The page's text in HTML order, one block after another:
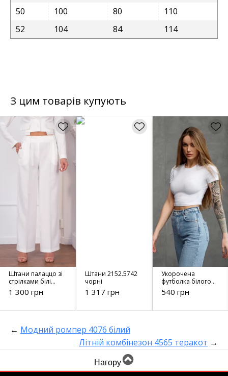
50
100 80
110
52
104 84 114
З цим товарів купують
Штани палаццо зі
стрілками білі
4320
1 300 грн
Штани 2152.5742
чорні
1 317 грн
Укорочена
футболка білого
кольору 8381
540 грн
← Модний ромпер 4076 білий
Літній комбінезон 4565 теракот →
Нагору